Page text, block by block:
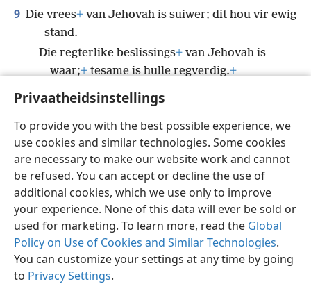
Privaatheidsinstellings
To provide you with the best possible experience, we
use cookies and similar technologies. Some cookies
are necessary to make our website work and cannot
be refused. You can accept or decline the use of
additional cookies, which we use only to improve
your experience. None of this data will ever be sold or
used for marketing. To learn more, read the Global
Policy on Use of Cookies and Similar Technologies.
You can customize your settings at any time by going
to Privacy Settings.
9 Die vrees+ van Jehovah is suiwer; dit hou vir ewig
stand.
Die regterlike beslissings+ van Jehovah is
waar;+tesame is hulle regverdig.+
Afrikaans Voorkeure
Copyright© 2026 Watch Tower Bible and Tract Society of Pennsylvania
Gebruiksvoorwaardes Privaatheidsbeleid
Privaatheidsinstellings
Meld aan